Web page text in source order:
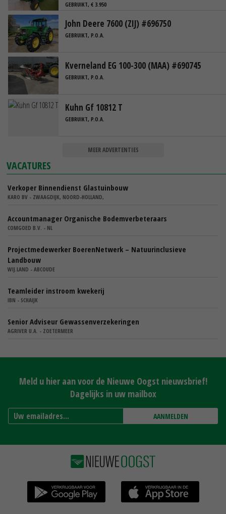
GEBRUIKT, € 3.950
John Deere 7600 (ZIJ) #696750
GEBRUIKT, P.O.A.
Kverneland EG 100-300 (MAA) #690745
GEBRUIKT, P.O.A.
Kuhn Gf 10812 T
GEBRUIKT, P.O.A.
MEER ADVERTENTIES
VACATURES
Verkoper Binnendienst Glastuinbouw
KARO BV - ZWAAGDIJK, NOORD-HOLLAND,
Accountmanager Organische Bodemverbeteraars
COMGOED B.V. - NL
Projectmedewerker BoerenNetwerk – Natuurinclusieve
Landbouw
WIJ.LAND - ABCOUDE
Teamleider instroom kwekerij
IBN - SCHAIJK
Senior Adviseur Gewassenverzekeringen
AGRIVER U.A. - ZOETERMEER
Meld u hier aan voor de Nieuwe Oogst nieuwsbrief!
Dagelijks in uw mailbox
AANMELDEN